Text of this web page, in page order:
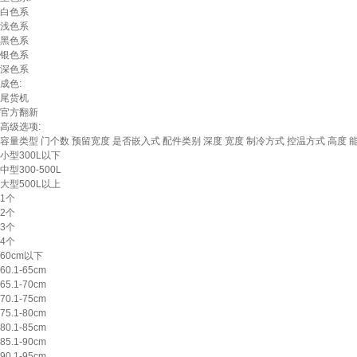
白色系
浅色系
黑色系
银色系
深色系
成色:
尾货机
官方翻新
高级选项:
容量类型 门个数 预留宽度 是否嵌入式 配件类别 深度 宽度 制冷方式 控温方式 高度
小型300L以下
中型300-500L
大型500L以上
1个
2个
3个
4个
60cm以下
60.1-65cm
65.1-70cm
70.1-75cm
75.1-80cm
80.1-85cm
85.1-90cm